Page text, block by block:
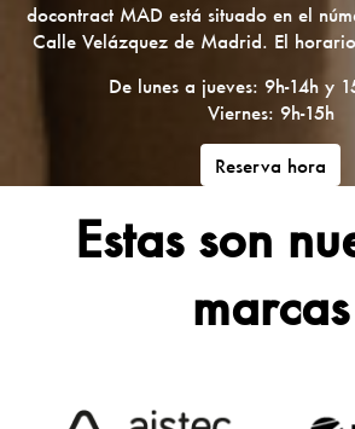
docontract MAD está situado en el
Calle Velázquez de Madrid. El
De lunes a jueves: 9h-14h y
Viernes: 9h-15h
Reserva hora
Estas son
marcas